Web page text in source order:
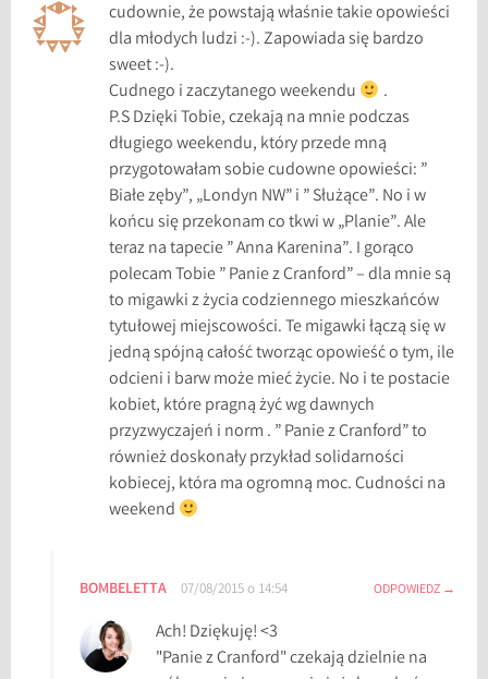
a
n
i
r
l
,
R
a
i
b
o
w
R
o
w
e
l
i
m
o
n
cudownie, że powstają właśnie takie opowieści
dla młodych ludzi :-). Zapowiada się bardzo
sweet :-).
Cudnego i zaczytanego weekendu
.
P.S Dzięki Tobie, czekają na mnie podczas
długiego weekendu, który przede mną
przygotowałam sobie cudowne opowieści: ”
Białe zęby”, „Londyn NW” i ” Służące”. No i w
końcu się przekonam co tkwi w „Planie”. Ale
teraz na tapecie ” Anna Karenina”. I gorąco
polecam Tobie ” Panie z Cranford” – dla mnie są
to migawki z życia codziennego mieszkańców
tytułowej miejscowości. Te migawki łączą się w
jedną spójną całość tworząc opowieść o tym, ile
odcieni i barw może mieć życie. No i te postacie
kobiet, które pragną żyć wg dawnych
przyzwyczajeń i norm . ” Panie z Cranford” to
również doskonały przykład solidarności
kobiecej, która ma ogromną moc. Cudności na
weekend
BOMBELETTA 07/08/2015 o 14:54 ODPOWIEDZ
Ach! Dziękuję! <3
"Panie z Cranford" czekają dzielnie na